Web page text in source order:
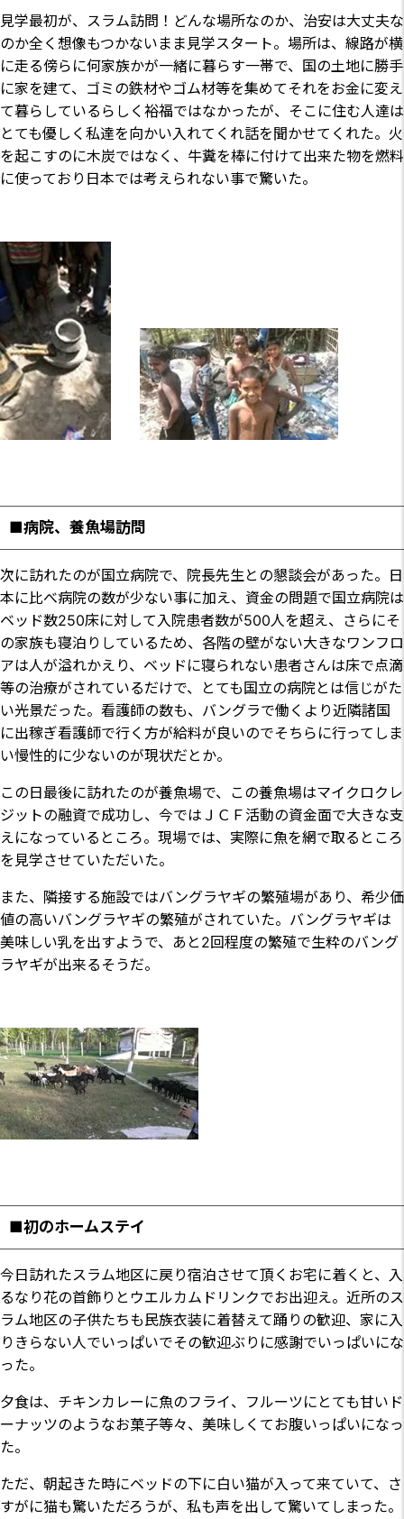
見学最初が、スラム訪問！どんな場所なのか、治安は大丈夫な
のか全く想像もつかないまま見学スタート。場所は、線路が横
に走る傍らに何家族かが一緒に暮らす一帯で、国の土地に勝手
に家を建て、ゴミの鉄材やゴム材等を集めてそれをお金に変え
て暮らしているらしく裕福ではなかったが、そこに住む人達は
とても優しく私達を向かい入れてくれ話を聞かせてくれた。火
を起こすのに木炭ではなく、牛糞を棒に付けて出来た物を燃料
に使っており日本では考えられない事で驚いた。
■病院、養魚場訪問
次に訪れたのが国立病院で、院長先生との懇談会があった。日
本に比べ病院の数が少ない事に加え、資金の問題で国立病院は
ベッド数250床に対して入院患者数が500人を超え、さらにそ
の家族も寝泊りしているため、各階の壁がない大きなワンフロ
アは人が溢れかえり、ベッドに寝られない患者さんは床で点滴
等の治療がされているだけで、とても国立の病院とは信じがた
い光景だった。看護師の数も、バングラで働くより近隣諸国
に出稼ぎ看護師で行く方が給料が良いのでそちらに行ってしま
い慢性的に少ないのが現状だとか。
この日最後に訪れたのが養魚場で、この養魚場はマイクロクレ
ジットの融資で成功し、今ではＪＣＦ活動の資金面で大きな支
えになっているところ。現場では、実際に魚を網で取るところ
を見学させていただいた。
また、隣接する施設ではバングラヤギの繁殖場があり、希少価
値の高いバングラヤギの繁殖がされていた。バングラヤギは
美味しい乳を出すようで、あと2回程度の繁殖で生粋のバング
ラヤギが出来るそうだ。
■初のホームステイ
今日訪れたスラム地区に戻り宿泊させて頂くお宅に着くと、入
るなり花の首飾りとウエルカムドリンクでお出迎え。近所のス
ラム地区の子供たちも民族衣装に着替えて踊りの歓迎、家に入
りきらない人でいっぱいでその歓迎ぶりに感謝でいっぱいにな
った。
夕食は、チキンカレーに魚のフライ、フルーツにとても甘いド
ーナッツのようなお菓子等々、美味しくてお腹いっぱいになっ
た。
ただ、朝起きた時にベッドの下に白い猫が入って来ていて、さ
すがに猫も驚いただろうが、私も声を出して驚いてしまった。